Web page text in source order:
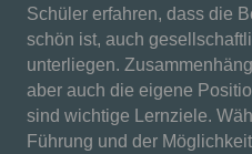
Schüler erfahren, dass die
schön ist, auch
unterliegen.
aber auch die eigene
sind wichtige Lernziele.
Führung und der